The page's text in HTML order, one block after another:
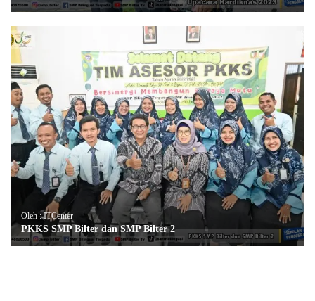
Oleh : ITCenter
PKKS SMP Bilter dan SMP Bilter 2